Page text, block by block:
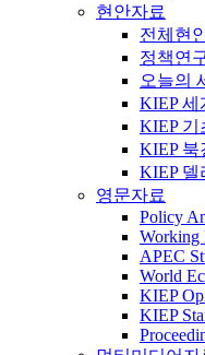
현안자료
전체현
정책연
오늘의
KIEP 세
KIEP 기
KIEP 북
KIEP 델
영문자료
Policy
Working
APEC
World
KIEP
KIEP